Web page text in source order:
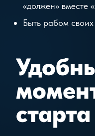
вычеркни
если ты жаждешь
действовать надо
рад, что принял
правильных
жизни.
Однажды гурджиев
своих учеников:
заключенный,
сбежать из